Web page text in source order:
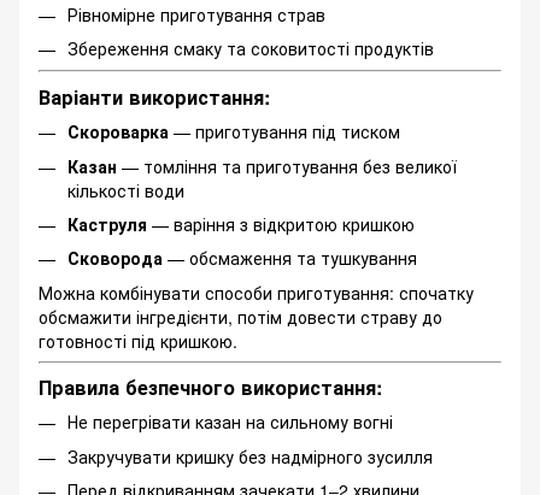
Рівномірне приготування страв
Збереження смаку та соковитості продуктів
Варіанти використання:
Скороварка — приготування під тиском
Казан — томління та приготування без великої
кількості води
Каструля — варіння з відкритою кришкою
Сковорода — обсмаження та тушкування
Можна комбінувати способи приготування: спочатку
обсмажити інгредієнти, потім довести страву до
готовності під кришкою.
Правила безпечного використання:
Не перегрівати казан на сильному вогні
Закручувати кришку без надмірного зусилля